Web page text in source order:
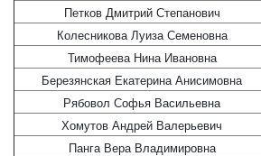
Петков Дмитрий Степанович
Колесникова Луиза Семеновна
Тимофеева Нина Ивановна
Березянская Екатерина Анисимовна
Рябовол Софья Васильевна
Хомутов Андрей Валерьевич
Панга Вера Владимировна